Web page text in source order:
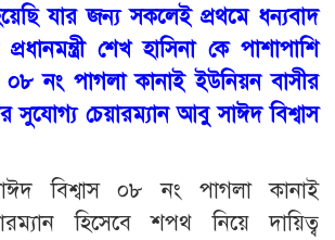
যার জন্য সকলেই প্রথমে ধন্যবাদ
শেখ হাসিনা কে পাশাপাশি
০৮ নং পাগলা কানাই ইউনিয়ন বাসীর
সুযোগ্য চেয়ারম্যান আবু সাঈদ বিশ্বাস
বিশ্বাস ০৮ নং পাগলা কানাই
হিসেবে শপথ নিয়ে দায়িত্ব